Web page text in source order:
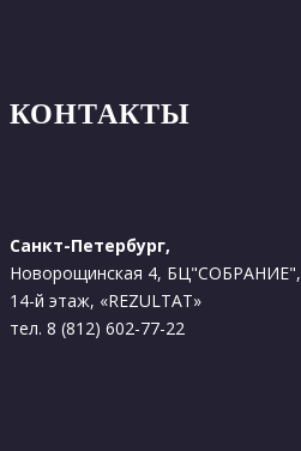
КОНТАКТЫ
Санкт-Петербург,
Новорощинская 4, БЦ"СОБРАНИЕ",
14-й этаж, «REZULTAT»
тел. 8 (812) 602-77-22